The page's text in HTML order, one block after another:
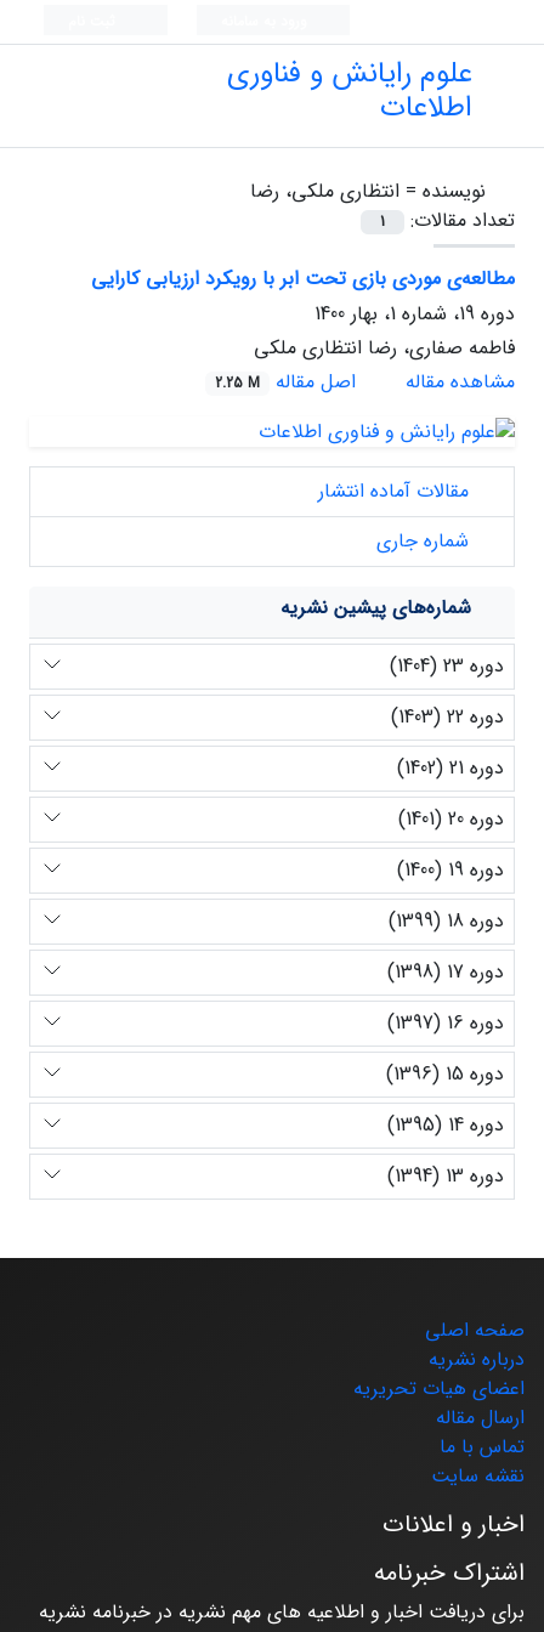
علوم رایانش و فناوری
اطلاعات
نویسنده = انتظاری ملکی، رضا
تعداد مقالات:
1
مطالعه‌ی موردی بازی تحت ابر با رویکرد ارزیابی کارایی
دوره 19، شماره 1، بهار 1400
فاطمه صفاری، رضا انتظاری ملکی
مشاهده مقاله
اصل مقاله 2.25 M
مقالات آماده انتشار
شماره جاری
شماره‌های پیشین نشریه
دوره 23 (1404)
دوره 22 (1403)
دوره 21 (1402)
دوره 20 (1401)
دوره 19 (1400)
دوره 18 (1399)
دوره 17 (1398)
دوره 16 (1397)
دوره 15 (1396)
دوره 14 (1395)
دوره 13 (1394)
صفحه اصلی
درباره نشریه
اعضای هیات تحریریه
ارسال مقاله
تماس با ما
نقشه سایت
اخبار و اعلانات
اشتراک خبرنامه
برای دریافت اخبار و اطلاعیه های مهم نشریه در خبرنامه نشریه